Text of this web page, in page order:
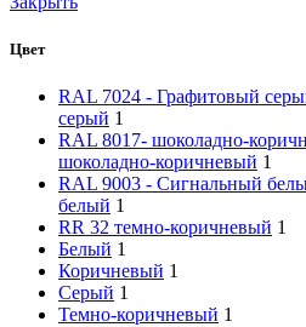
Цвет
RAL 7024 - Графитовый
серый 1
RAL 8017- шоколадно-
шоколадно-коричневый 1
RAL 9003 - Сигнальный
белый 1
RR 32 темно-коричневый 1
Белый 1
Коричневый 1
Серый 1
Темно-коричневый 1